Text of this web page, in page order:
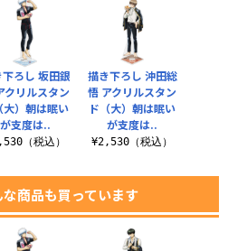
ろし 坂田銀
クリルスタン
大）朝は眠い
が支度は..
（税込）
描き下ろし 沖田総
悟 アクリルスタン
ド（大）朝は眠い
が支度は..
¥2,530（税込）
商品も買っています